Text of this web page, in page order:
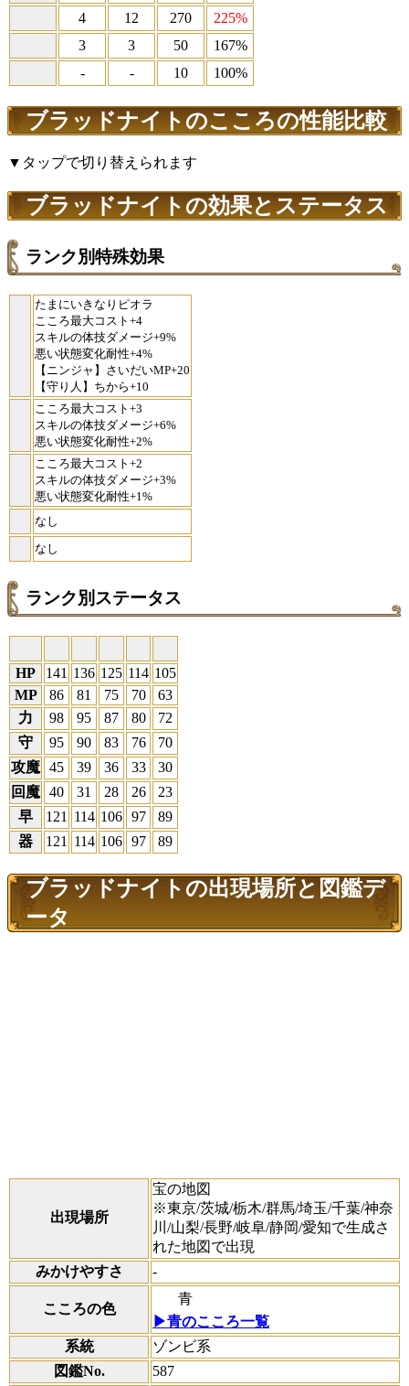
4
12 270
225%
3
3 50
167%
-
- 10 100%
ブラッドナイトのこころの性能比較
▼タップで切り替えられます
ブラッドナイトの効果とステータス
ランク別特殊効果
たまにいきなりピオラ
こころ最大コスト+4
スキルの体技ダメージ+9%
悪い状態変化耐性+4%
【ニンジャ】さいだいMP+20
【守り人】ちから+10
こころ最大コスト+3
スキルの体技ダメージ+6%
悪い状態変化耐性+2%
こころ最大コスト+2
スキルの体技ダメージ+3%
悪い状態変化耐性+1%
なし
なし
ランク別ステータス
HP 141 136 125 114 105
MP
86 81 75 70
63
力
98 95 87 80
72
守
95 90 83 76
70
攻魔 45 39 36 33
30
回魔 40 31 28 26
23
早
121 114 106 97
89
器
121 114 106 97 89
ブラッドナイトの出現場所と図鑑デ
ータ
出現場所
宝の地図
※東京/茨城/栃木/群馬/埼玉/千葉/神奈
川/山梨/長野/岐阜/静岡/愛知で生成さ
れた地図で出現
みかけやすさ
-
こころの色
青
▶青のこころ一覧
系統
ゾンビ系
図鑑No.
587